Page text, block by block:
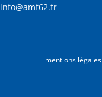
info@amf62.fr
mentions légales